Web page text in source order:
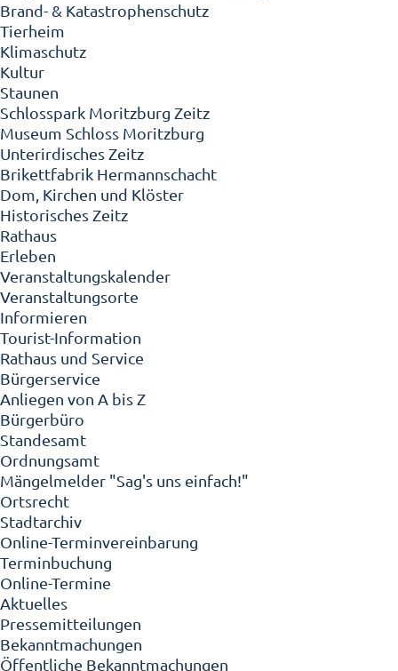
Brand- & Katastrophenschutz
Tierheim
Klimaschutz
Kultur
Staunen
Schlosspark Moritzburg Zeitz
Museum Schloss Moritzburg
Unterirdisches Zeitz
Brikettfabrik Hermannschacht
Dom, Kirchen und Klöster
Historisches Zeitz
Rathaus
Erleben
Veranstaltungskalender
Veranstaltungsorte
Informieren
Tourist-Information
Rathaus und Service
Bürgerservice
Anliegen von A bis Z
Bürgerbüro
Standesamt
Ordnungsamt
Mängelmelder "Sag's uns einfach!"
Ortsrecht
Stadtarchiv
Online-Terminvereinbarung
Terminbuchung
Online-Termine
Aktuelles
Pressemitteilungen
Bekanntmachungen
Öffentliche Bekanntmachungen